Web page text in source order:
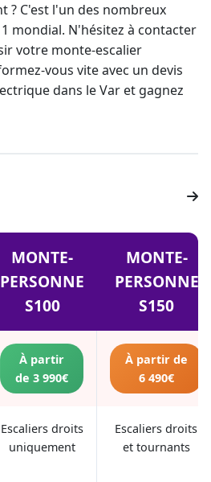
? C'est l'un des nombreux
mondial. N'hésitez à contacter
votre monte-escalier
vous vite avec un devis
dans le Var et gagnez
MONTE-
PERSONNE
S100
MONTE-
PERSONNE
S150
À partir
de 3 990€
À partir de
6 490€
Escaliers droits
uniquement
Escaliers droits
et tournants